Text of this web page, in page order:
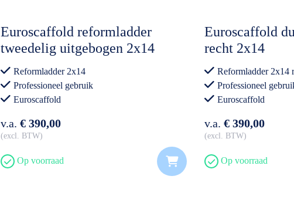
Euroscaffold reformladder
tweedelig uitgebogen 2x14
Reformladder 2x14
Professioneel gebruik
Euroscaffold
v.a. € 390,00
excl. BTW
Op voorraad
Euroscaffold
recht 2x14
Reformladder 2x14
Professioneel
Euroscaffold
v.a. € 390,00
excl. BTW
Op voorraad